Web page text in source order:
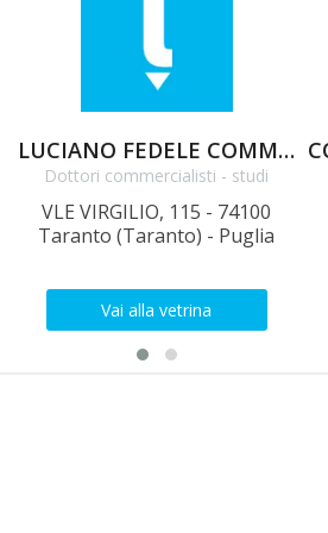
LUCIANO FEDELE COMMERCIALISTA LIBEROPROFESSIONISTA
Dottori commercialisti - studi
VLE VIRGILIO, 115 - 74100
Taranto (Taranto) - Puglia
Vai alla vetrina